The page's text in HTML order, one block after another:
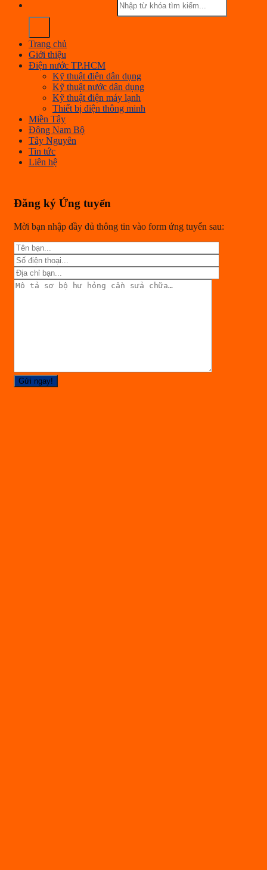
Trang chủ
Giới thiệu
Điện nước TP.HCM
Kỹ thuật điện dân dụng
Kỹ thuật nước dân dụng
Kỹ thuật điện máy lạnh
Thiết bị điện thông minh
Miền Tây
Đông Nam Bộ
Tây Nguyên
Tin tức
Liên hệ
Đăng ký Ứng tuyển
Mời bạn nhập đầy đủ thông tin vào form ứng tuyển sau: